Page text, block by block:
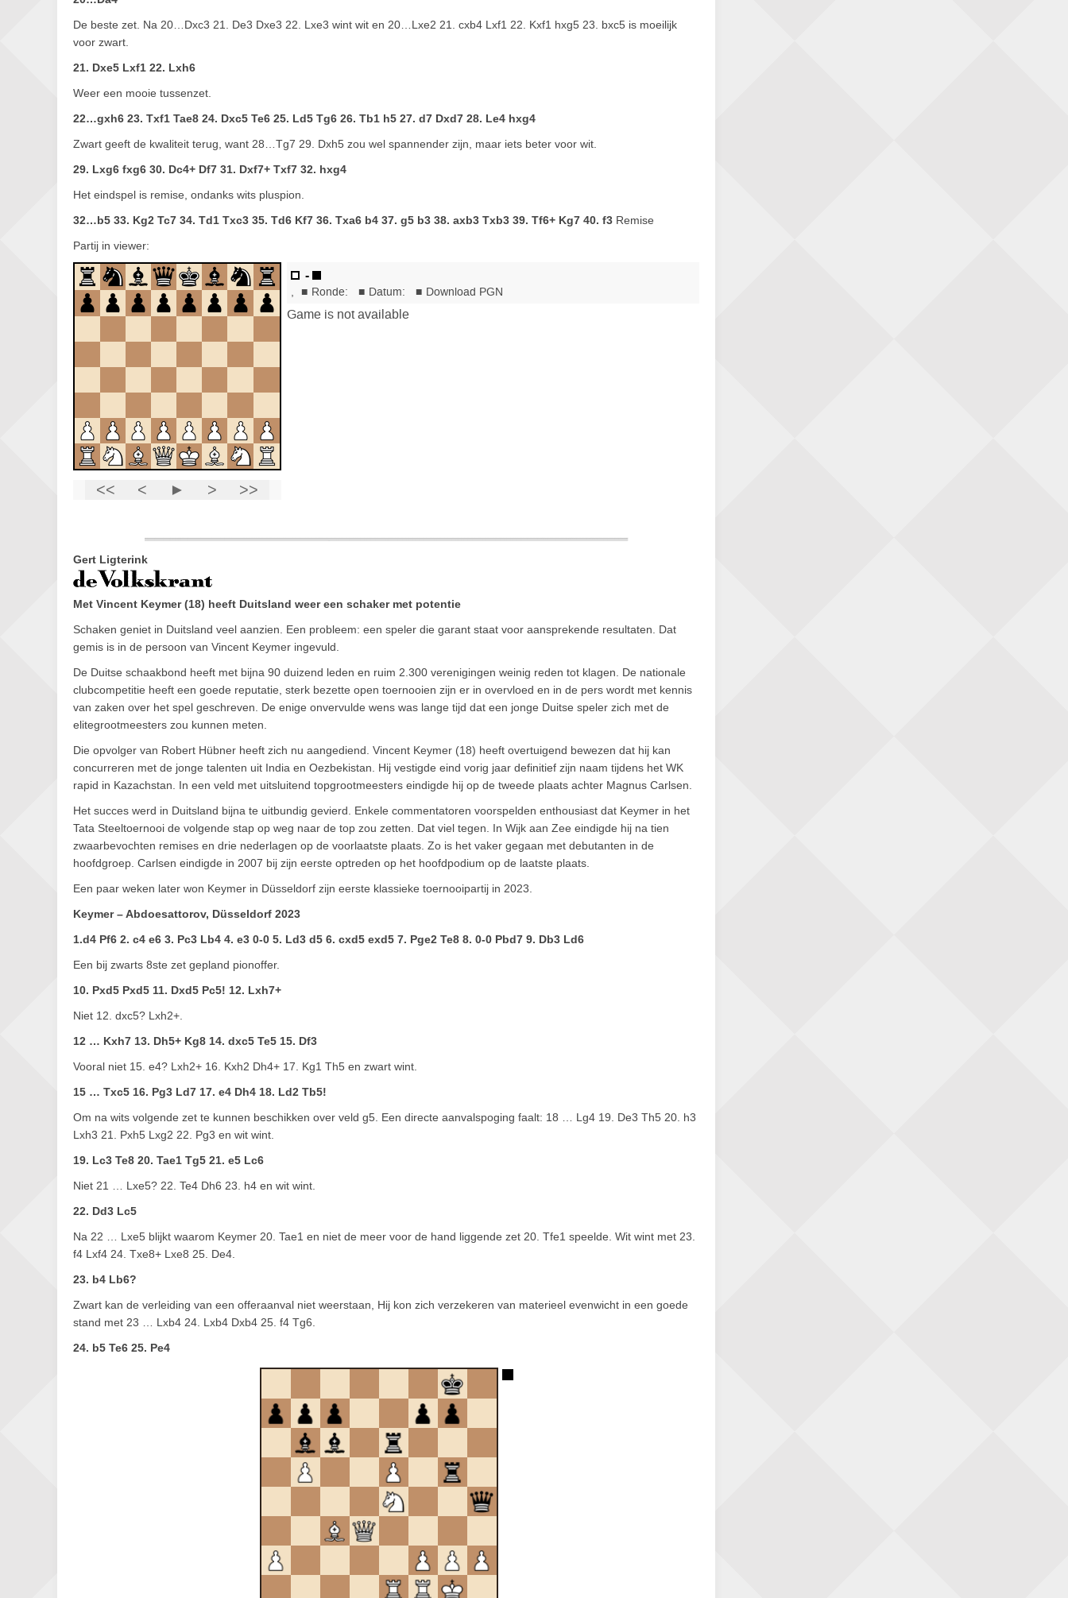
De beste zet. Na 20…Dxc3 21. De3 Dxe3 22. Lxe3 wint wit en 20…Lxe2 21. cxb4 Lxf1 22. Kxf1 hxg5 23. bxc5 is moeilijk
voor zwart.
21. Dxe5 Lxf1 22. Lxh6
Weer een mooie tussenzet.
22…gxh6 23. Txf1 Tae8 24. Dxc5 Te6 25. Ld5 Tg6 26. Tb1 h5 27. d7 Dxd7 28. Le4 hxg4
Zwart geeft de kwaliteit terug, want 28…Tg7 29. Dxh5 zou wel spannender zijn, maar iets beter voor wit.
29. Lxg6 fxg6 30. Dc4+ Df7 31. Dxf7+ Txf7 32. hxg4
Het eindspel is remise, ondanks wits pluspion.
32…b5 33. Kg2 Tc7 34. Td1 Txc3 35. Td6 Kf7 36. Txa6 b4 37. g5 b3 38. axb3 Txb3 39. Tf6+ Kg7 40. f3 Remise
Partij in viewer:
Gert Ligterink
Met Vincent Keymer (18) heeft Duitsland weer een schaker met potentie
Schaken geniet in Duitsland veel aanzien. Een probleem: een speler die garant staat voor aansprekende resultaten. Dat
gemis is in de persoon van Vincent Keymer ingevuld.
De Duitse schaakbond heeft met bijna 90 duizend leden en ruim 2.300 verenigingen weinig reden tot klagen. De nationale
clubcompetitie heeft een goede reputatie, sterk bezette open toernooien zijn er in overvloed en in de pers wordt met kennis
van zaken over het spel geschreven. De enige onvervulde wens was lange tijd dat een jonge Duitse speler zich met de
elitegrootmeesters zou kunnen meten.
Die opvolger van Robert Hübner heeft zich nu aangediend. Vincent Keymer (18) heeft overtuigend bewezen dat hij kan
concurreren met de jonge talenten uit India en Oezbekistan. Hij vestigde eind vorig jaar definitief zijn naam tijdens het WK
rapid in Kazachstan. In een veld met uitsluitend topgrootmeesters eindigde hij op de tweede plaats achter Magnus Carlsen.
Het succes werd in Duitsland bijna te uitbundig gevierd. Enkele commentatoren voorspelden enthousiast dat Keymer in het
Tata Steeltoernooi de volgende stap op weg naar de top zou zetten. Dat viel tegen. In Wijk aan Zee eindigde hij na tien
zwaarbevochten remises en drie nederlagen op de voorlaatste plaats. Zo is het vaker gegaan met debutanten in de
hoofdgroep. Carlsen eindigde in 2007 bij zijn eerste optreden op het hoofdpodium op de laatste plaats.
Een paar weken later won Keymer in Düsseldorf zijn eerste klassieke toernooipartij in 2023.
Keymer – Abdoesattorov, Düsseldorf 2023
1.d4 Pf6 2. c4 e6 3. Pc3 Lb4 4. e3 0-0 5. Ld3 d5 6. cxd5 exd5 7. Pge2 Te8 8. 0-0 Pbd7 9. Db3 Ld6
Een bij zwarts 8ste zet gepland pionoffer.
10. Pxd5 Pxd5 11. Dxd5 Pc5! 12. Lxh7+
Niet 12. dxc5? Lxh2+.
12 … Kxh7 13. Dh5+ Kg8 14. dxc5 Te5 15. Df3
Vooral niet 15. e4? Lxh2+ 16. Kxh2 Dh4+ 17. Kg1 Th5 en zwart wint.
15 … Txc5 16. Pg3 Ld7 17. e4 Dh4 18. Ld2 Tb5!
Om na wits volgende zet te kunnen beschikken over veld g5. Een directe aanvalspoging faalt: 18 … Lg4 19. De3 Th5 20. h3
Lxh3 21. Pxh5 Lxg2 22. Pg3 en wit wint.
19. Lc3 Te8 20. Tae1 Tg5 21. e5 Lc6
Niet 21 … Lxe5? 22. Te4 Dh6 23. h4 en wit wint.
22. Dd3 Lc5
Na 22 … Lxe5 blijkt waarom Keymer 20. Tae1 en niet de meer voor de hand liggende zet 20. Tfe1 speelde. Wit wint met 23.
f4 Lxf4 24. Txe8+ Lxe8 25. De4.
23. b4 Lb6?
Zwart kan de verleiding van een offeraanval niet weerstaan, Hij kon zich verzekeren van materieel evenwicht in een goede
stand met 23 … Lxb4 24. Lxb4 Dxb4 25. f4 Tg6.
24. b5 Te6 25. Pe4